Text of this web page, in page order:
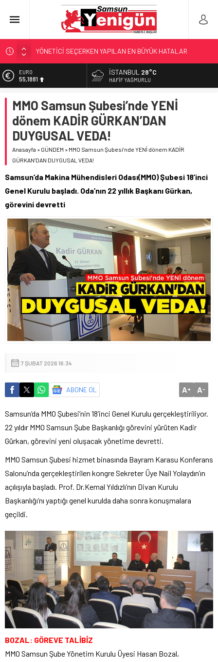
GERİ SAYIM BAŞLADI
SAMSUNSPOR’DA HEDEF 5’İNCİLİK!
‘BAFRA’YA YATIRIM YAPIN!’
YÖNETİCİ SEÇERKEN YAPILAN EN BÜYÜK HATALAR
EURO
55,1881
6.660,55
BİST
13.779,39
47,7111
İSTANBUL 28°C
HAFIF YAĞMURLU
MMO Samsun Şubesi’nde YENİ
dönem KADİR GÜRKAN’DAN
DUYGUSAL VEDA!
Anasayfa » GÜNDEM » MMO Samsun Şubesi’nde YENİ dönem KADİR
GÜRKAN’DAN DUYGUSAL VEDA!
Samsun’da Makina Mühendisleri Odası(MMO) Şubesi 18’inci
Genel Kurulu başladı. Oda’nın 22 yıllık Başkanı Gürkan,
görevini devretti
7 ŞUBAT 2026 16:34
ABONE OL A+ A-
Samsun’da MMO Şubesi’nin 18’inci Genel Kurulu gerçekleştiriliyor.
22 yıldır MMO Samsun Şube Başkanlığı görevini yürüten Kadir
Gürkan, görevini yeni oluşacak yönetime devretti.
MMO Samsun Şubesi hizmet binasında Bayram Karasu Konferans
Salonu’nda gerçekleştirilen kongre Sekreter Üye Nail Yolaydın’ın
açılışıyla başladı. Prof. Dr.Kemal Yıldızlı’nın Divan Kurulu
Başkanlığı’nı yaptığı genel kurulda daha sonra konuşmalara
geçildi.
BOZAL: GÖREVE TALİBİZ
MMO Samsun Şube Yönetim Kurulu Üyesi Hasan Bozal,